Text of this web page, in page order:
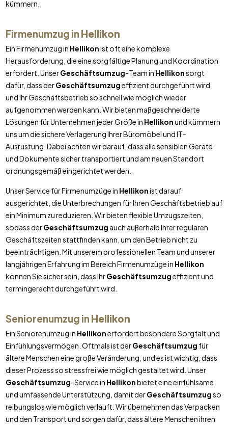
kümmern.
Firmenumzug in Hellikon
Ein Firmenumzug in Hellikonist oft eine komplexe
Herausforderung, die eine sorgfältige Planung und Koordination
erfordert. UnserGeschäftsumzug-Team in Hellikonsorgt
dafür, dass derGeschäftsumzugeffizient durchgeführt wird
und Ihr Geschäftsbetrieb so schnell wie möglich wieder
aufgenommen werden kann. Wir bieten maßgeschneiderte
Lösungen für Unternehmen jeder Größe in Hellikonund kümmern
uns um die sichere Verlagerung Ihrer Büromöbel und IT-
Ausrüstung. Dabei achten wir darauf, dass alle sensiblen Geräte
und Dokumente sicher transportiert und am neuen Standort
ordnungsgemäß eingerichtet werden.
Unser Service für Firmenumzüge in Hellikonist darauf
ausgerichtet, die Unterbrechungen für Ihren Geschäftsbetrieb auf
ein Minimum zu reduzieren. Wir bieten flexible Umzugszeiten,
sodass derGeschäftsumzug auch außerhalb Ihrer regulären
Geschäftszeiten stattfinden kann, um den Betrieb nicht zu
beeinträchtigen. Mit unserem professionellen Team und unserer
langjährigen Erfahrung im Bereich Firmenumzüge in Hellikon
können Sie sicher sein, dass IhrGeschäftsumzugeffizient und
termingerecht durchgeführt wird.
Seniorenumzug in Hellikon
Ein Seniorenumzug in Hellikonerfordert besondere Sorgfalt und
Einfühlungsvermögen. Oftmals ist derGeschäftsumzug für
ältere Menschen eine große Veränderung, und es ist wichtig, dass
dieser Prozess so stressfrei wie möglich gestaltet wird. Unser
Geschäftsumzug-Service in Hellikonbietet eine einfühlsame
und umfassende Unterstützung, damit derGeschäftsumzugso
reibungslos wie möglich verläuft. Wir übernehmen das Verpacken
und den Transport und sorgen dafür, dass ältere Menschen ihren